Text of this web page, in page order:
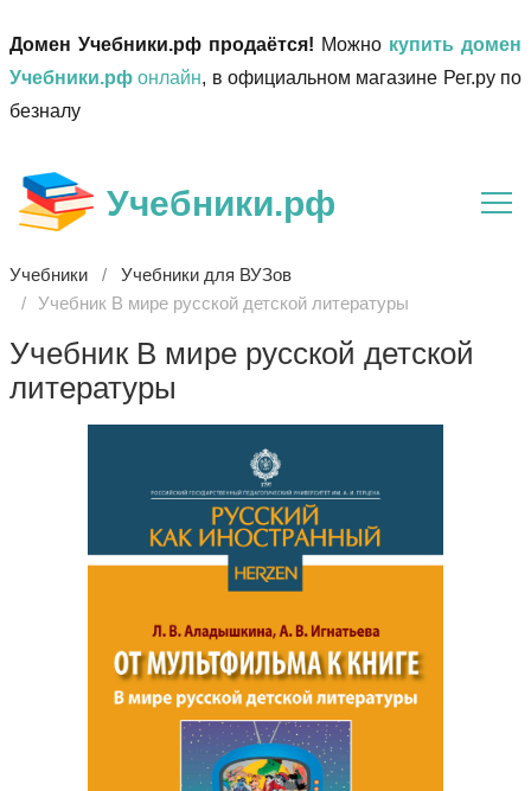
Домен Учебники.рф продаётся! Можно купить домен
Учебники.рф онлайн, в официальном магазине Рег.ру по
безналу
Учебники.рф
Учебники
Учебники для ВУЗов
Учебник В мире русской детской литературы
Учебник В мире русской детской
литературы